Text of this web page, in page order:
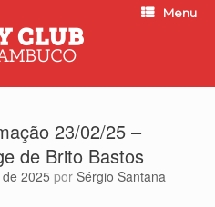
Menu
23/02/25 –
de Brito Bastos
2025 por Sérgio Santana